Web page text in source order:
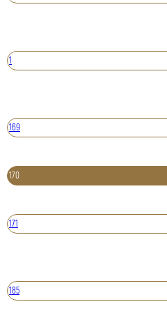
1
169
170
171
185